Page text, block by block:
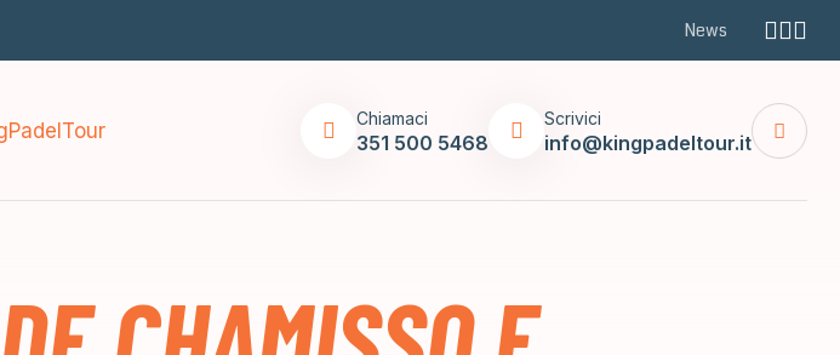
News
Chiamaci
351 500 5468
Scrivici
info@kingpadeltour.it